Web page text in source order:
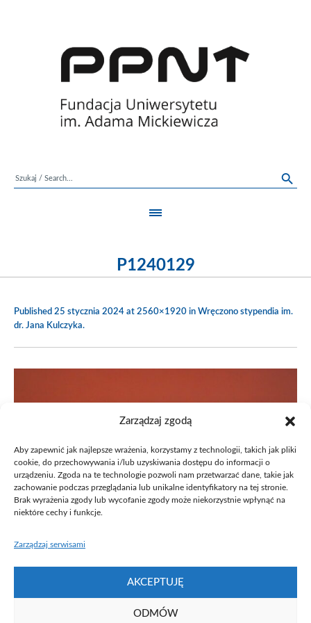
Zarządzaj zgodą
Aby zapewnić jak najlepsze wrażenia, korzystamy z technologii, takich jak pliki
cookie, do przechowywania i/lub uzyskiwania dostępu do informacji o
urządzeniu. Zgoda na te technologie pozwoli nam przetwarzać dane, takie jak
zachowanie podczas przeglądania lub unikalne identyfikatory na tej stronie.
Brak wyrażenia zgody lub wycofanie zgody może niekorzystnie wpłynąć na
niektóre cechy i funkcje.
Zarządzaj serwisami
AKCEPTUJĘ
ODMÓW
P1240129
Published 25 stycznia 2024 at 2560×1920 in Wręczono stypendia im.
dr. Jana Kulczyka.